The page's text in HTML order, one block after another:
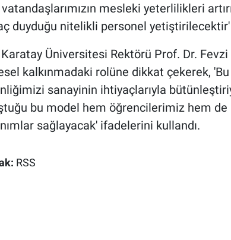
mesleki yeterlilikleri
duyduğu nitelikli personel
Karatay Üniversitesi Rektörü Prof. Dr.
kalkınmadaki rolüne dikkat çekerek,
sanayinin ihtiyaçlarıyla
bu model hem öğrencilerimiz hem de
sağlayacak' ifadelerini kullandı.
RSS